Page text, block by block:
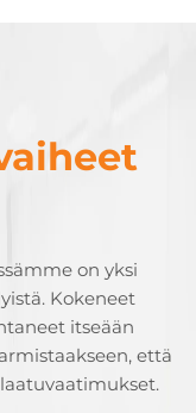
on yksi
Kokeneet
itseään
että